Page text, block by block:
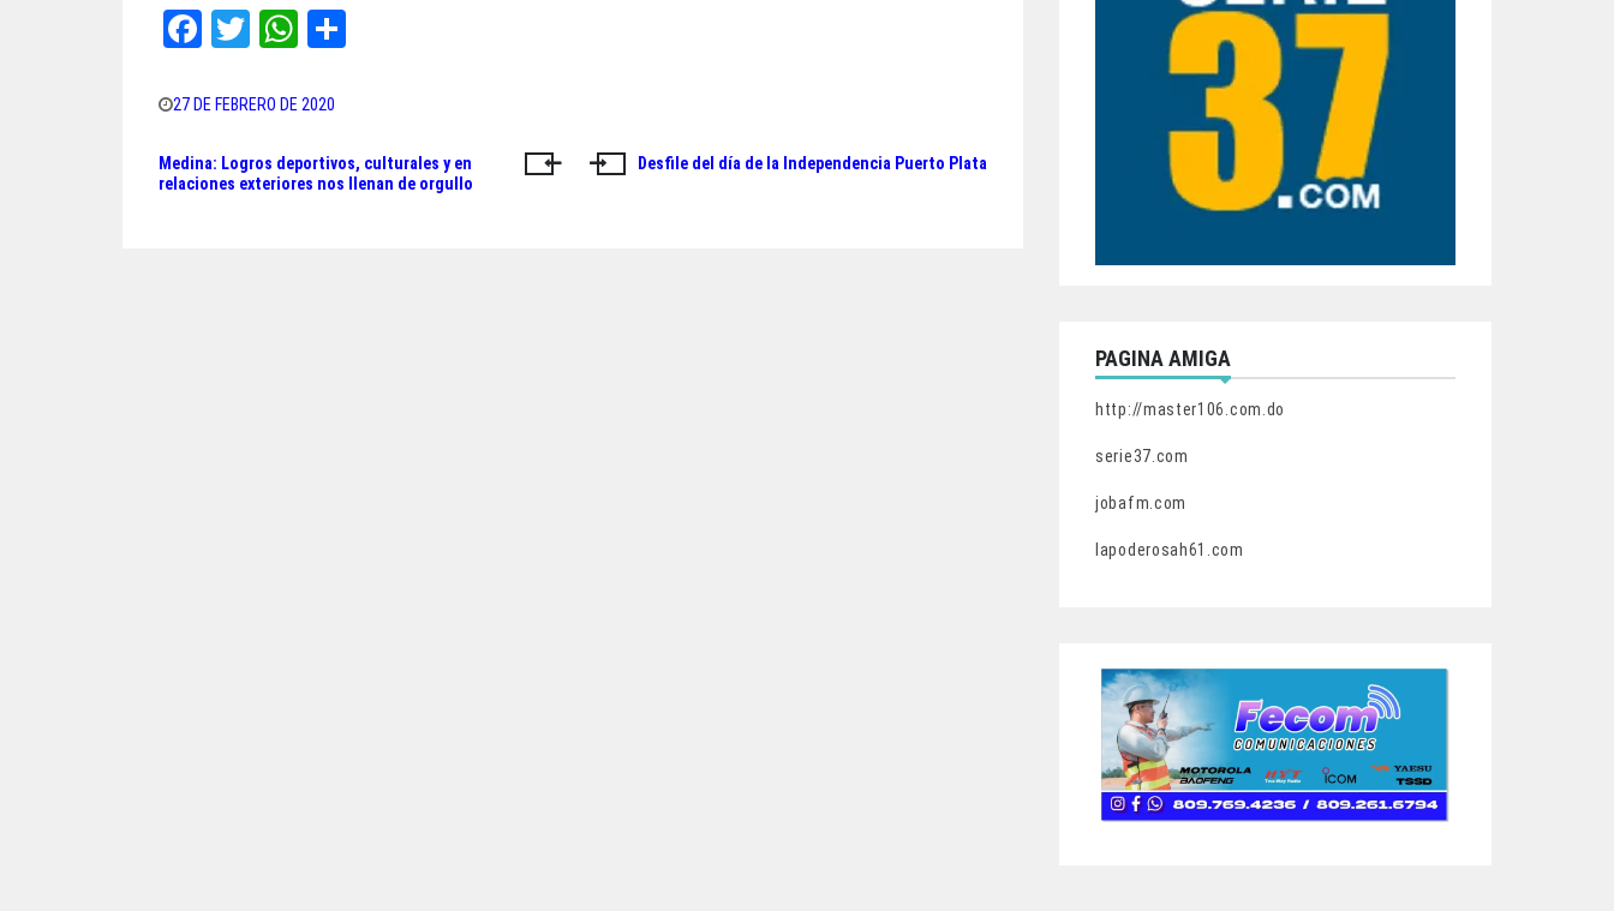
Fa
bo
ok
T
tt
W
ts
pp
27 DE FEBRERO DE 2020
Navegación
Medina: Logros deportivos, culturales y en
relaciones exteriores nos llenan de orgullo
Desfile del día de la Independencia Puerto Plata
PAGINA AMIGA
http://master106.com.do
serie37.com
jobafm.com
lapoderosah61.com